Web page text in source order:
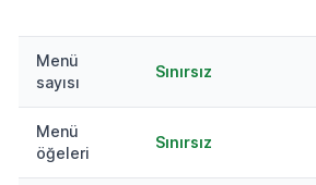
Menü
sayısı
Sınırsız
Menü
öğeleri
Sınırsız